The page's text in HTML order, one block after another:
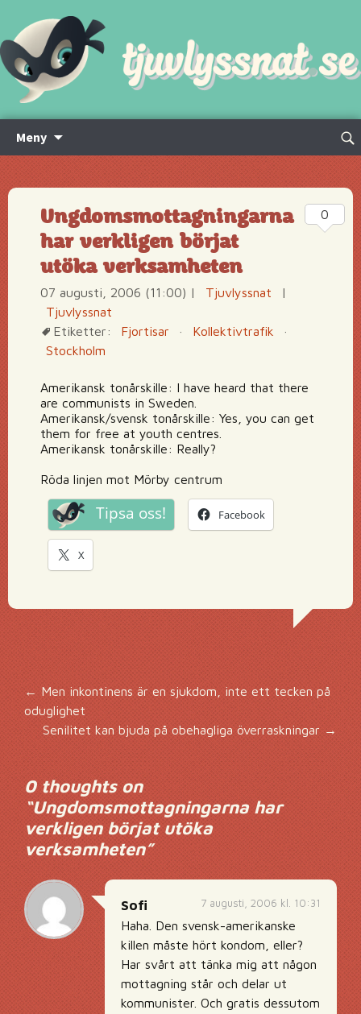
Meny
innehåll
Sök
Ungdomsmottagningarna
har verkligen börjat
utöka verksamheten
07 augusti, 2006 (11:00) | Tjuvlyssnat
|
Tjuvlyssnat
Etiketter:
Fjortisar · Kollektivtrafik
·
Stockholm
Amerikansk tonårskille: I have heard that there
are communists in Sweden.
Amerikansk/svensk tonårskille: Yes, you can get
them for free at youth centres.
Amerikansk tonårskille: Really?
Röda linjen mot Mörby centrum
Tipsa oss! Facebook
X
0
Inläggsnavigering
←Men inkontinens är en sjukdom, inte ett tecken på
oduglighet
Senilitet kan bjuda på obehagliga överraskningar→
0 thoughts on
“Ungdomsmottagningarna har
verkligen börjat utöka
verksamheten”
7 augusti, 2006 kl. 10:31
Sofi
Haha. Den svensk-amerikanske
killen måste hört kondom, eller?
Har svårt att tänka mig att någon
mottagning står och delar ut
kommunister. Och gratis dessutom